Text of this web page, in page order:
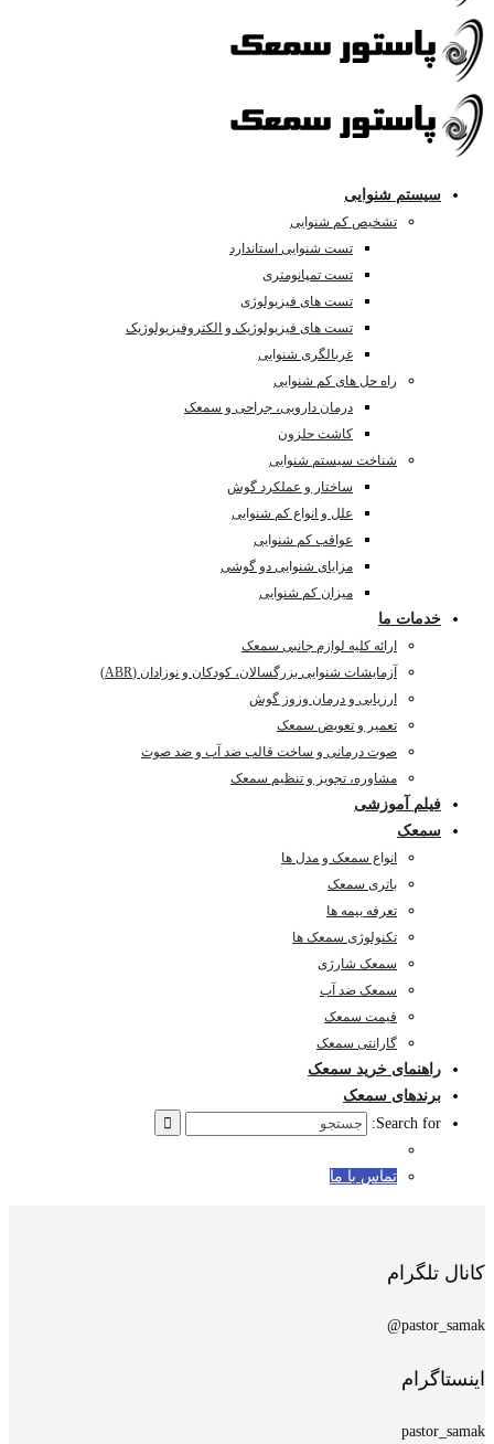
شنوایی
تشخیص کم شنوایی
تست شنوایی استاندارد
تست تمپانومتری
تست های فیزیولوژی
تست های فیزیولوژیک و الکتروفیزیولوژیک
غربالگری شنوایی
راه حل های کم شنوایی
درمان دارویی، جراحی و سمعک
کاشت حلزون
شناخت سیستم شنوایی
ساختار و عملکرد گوش
علل و انواع کم شنوایی
عواقب کم شنوایی
مزایای شنوایی دو گوشی
میزان کم شنوایی
ما
ارائه کلیه لوازم جانبی سمعک
آزمایشات شنوایی بزرگسالان، کودکان و نوزادان (ABR)
ارزیابی و درمان وزوز گوش
تعمیر و تعویض سمعک
صوت درمانی و ساخت قالب ضد آب و ضد صوت
مشاوره، تجویز و تنظیم سمعک
آموزشی
انواع سمعک و مدل ها
باتری سمعک
تعرفه بیمه ها
تکنولوژی سمعک ها
سمعک شارژی
سمعک ضد آب
قیمت سمعک
گارانتی سمعک
خرید سمعک
سمعک
Search
تماس با ما